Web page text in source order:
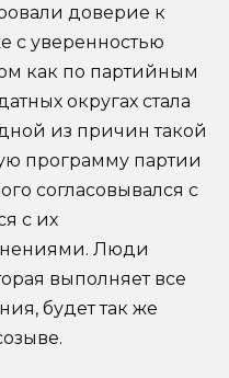
доверие к
с уверенностью
как по партийным
округах стала
из причин такой
программу партии
согласовывался с
с их
Люди
выполняет все
будет так же